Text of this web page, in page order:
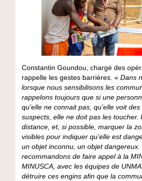
Constantin Goundou, chargé des
rappelle les gestes barrières. « Dans
lorsque nous sensibilisons les
rappelons toujours que si une
qu’elle ne connait pas, qu’elle voit
suspects, elle ne doit pas les toucher.
distance, et, si possible, marquer la
visibles pour indiquer qu’elle est
un objet inconnu, un objet dangereux.
recommandons de faire appel à la
MINUSCA, avec les équipes de
détruire ces engins afin que la